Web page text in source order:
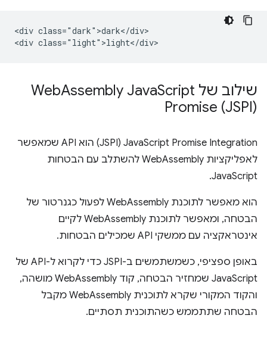
<div class="dark">dark</div>
שילוב של Web Assembly JavaScript
Promise (JSPI)
‫JavaScript Promise Integration‏ (JSPI) הוא API שמאפשר
לאפליקציות WebAssembly להשתלב עם הבטחות
JavaScript.
הוא מאפשר לתוכנת WebAssembly לפעול כגנרטור של
הבטחה, ומאפשר לתוכנת WebAssembly לקיים
אינטראקציה עם ממשקי API שמכילים הבטחות.
באופן ספציפי, כשמשתמשים ב-JSPI כדי לקרוא ל-API של
JavaScript שמחזיר הבטחה, קוד WebAssembly מושהה,
והקוד המקורי שקרא לתוכנית WebAssembly מקבל
הבטחה שתתממש כשהתוכנית תסתיים.